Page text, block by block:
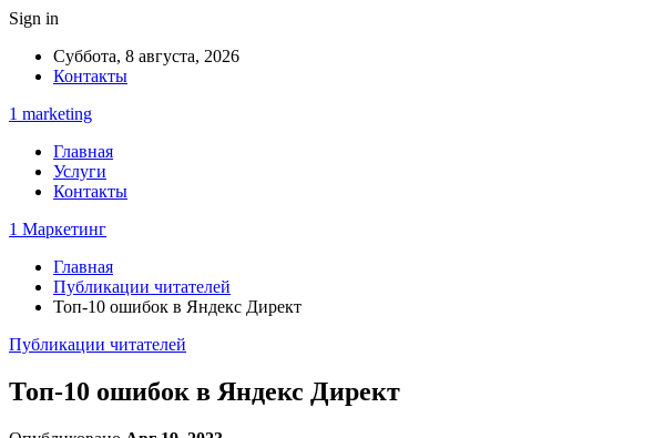
Sign in
Суббота, 8 августа, 2026
Контакты
1 marketing
Главная
Услуги
Контакты
1 Маркетинг
Главная
Публикации читателей
Топ-10 ошибок в Яндекс Директ
Публикации читателей
Топ-10 ошибок в Яндекс Директ